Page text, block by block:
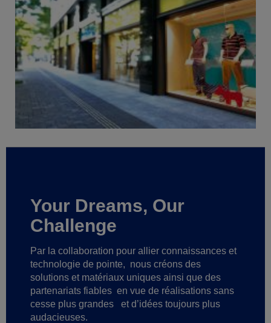
Your Dreams, Our
Challenge
Par la collaboration pour allier connaissances et
technologie de pointe, nous créons des
solutions et matériaux uniques ainsi que des
partenariats fiables en vue de réalisations sans
cesse plus grandes
et d’idées toujours plus
audacieuses.